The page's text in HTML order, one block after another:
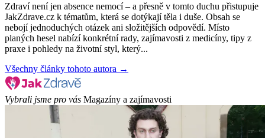
Zdraví není jen absence nemocí – a přesně v tomto duchu přistupuje
JakZdrave.cz k tématům, která se dotýkají těla i duše. Obsah se
nebojí jednoduchých otázek ani složitějších odpovědí. Místo
planých hesel nabízí konkrétní rady, zajímavosti z medicíny, tipy z
praxe i pohledy na životní styl, který...
Všechny články tohoto autora →
Vybrali jsme pro vás Magazíny a zajímavosti